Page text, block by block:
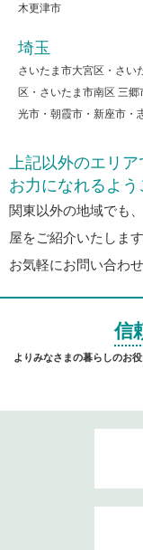
木更津市
埼玉
さいたま市大宮区・さい
区・さいたま市南区 三
光市・朝霞市・新座市・
上記以外のエリ
お力になれるよう
関東以外の地域でも
屋をご紹介いたしま
お気軽にお問い合わせ
信
よりみなさまの暮らしのお